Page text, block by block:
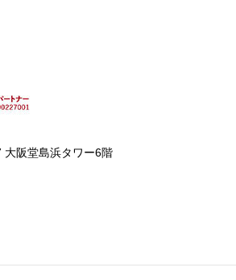
阪堂島浜タワー6階